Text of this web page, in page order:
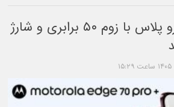
موتورولا اج ۷۰ پرو پلاس با زوم ۵۰ برابری و شارژ